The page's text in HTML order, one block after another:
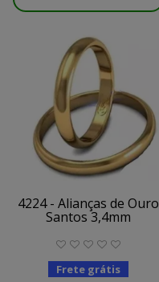
4224 - Alianças de Ouro
Santos 3,4mm
Frete grátis